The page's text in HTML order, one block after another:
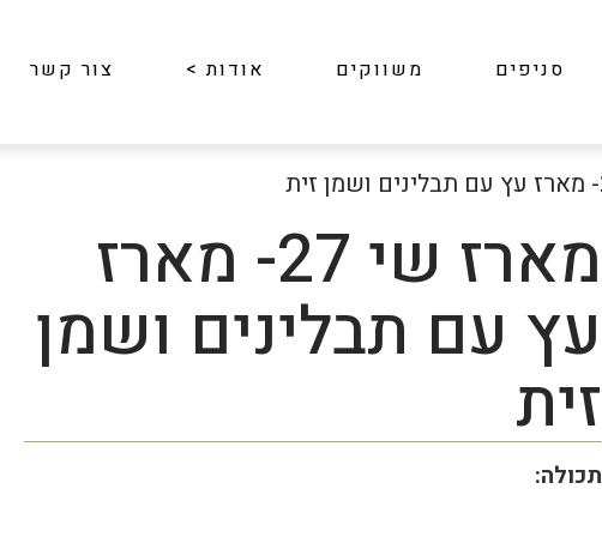
סניפים משווקים אודות> צור קשר
מארז שי 27- מארז
עץ עם תבלינים ושמן
זית
תכולה: